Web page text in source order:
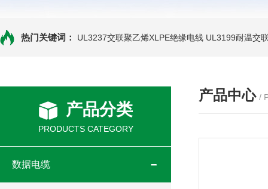
热门关键词： UL3237交联聚乙烯XLPE绝缘电线 UL3199耐温交
产品分类
PRODUCTS CATEGORY
数据电缆
产品中心 /